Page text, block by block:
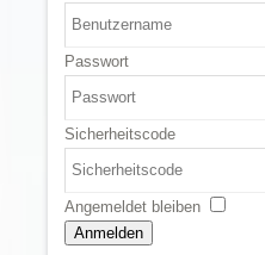
Passwort
Sicherheitscode
Angemeldet bleiben
Anmelden